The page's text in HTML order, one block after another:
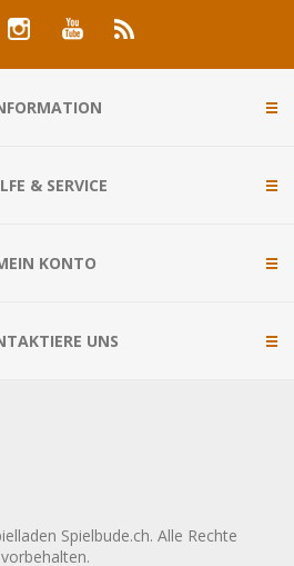
& SERVICE
KONTO
UNS
Spielbude.ch. Alle Rechte
vorbehalten.